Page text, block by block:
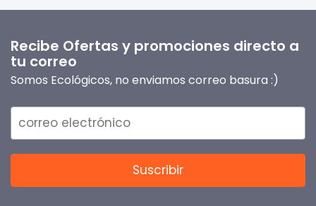
Recibe Ofertas y promociones directo a
tu correo
Somos Ecológicos, no enviamos correo basura :)